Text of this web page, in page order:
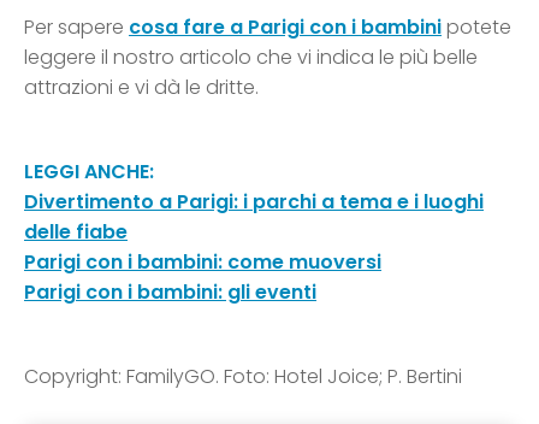
Per sapere cosa fare a Parigi con i bambinipotete
leggere il nostro articolo che vi indica le più belle
attrazioni e vi dà le dritte.
LEGGI ANCHE:
Divertimento a Parigi: i parchi a tema e i luoghi
delle fiabe
Parigi con i bambini: come muoversi
Parigi con i bambini: gli eventi
Copyright: FamilyGO. Foto: Hotel Joice; P. Bertini